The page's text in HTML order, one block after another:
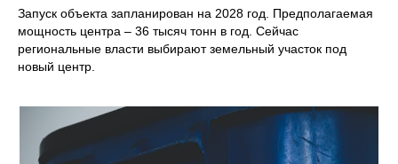
Запуск объекта запланирован на 2028 год. Предполагаемая
мощность центра – 36 тысяч тонн в год. Сейчас
региональные власти выбирают земельный участок под
новый центр.